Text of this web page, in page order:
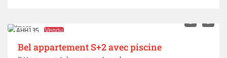
AHH135 Vendu
Bel appartement S+2 avec piscine